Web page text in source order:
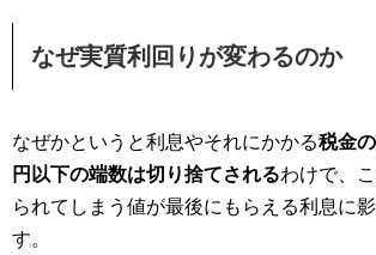
なぜ実質利回りが変わるのか
なぜかというと利息やそれにかかる税金
円以下の端数は切り捨てされるわけで、
られてしまう値が最後にもらえる利息に
す。